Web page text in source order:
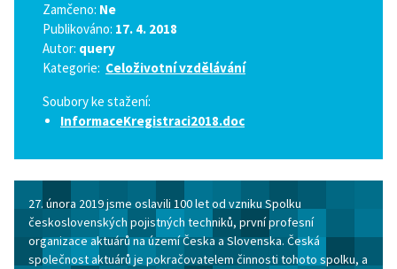
Zamčeno: Ne
Publikováno: 17. 4. 2018
Autor: query
Kategorie: Celoživotní vzdělávání
Soubory ke stažení:
InformaceKregistraci2018.doc
27. února 2019 jsme oslavili 100 let od vzniku Spolku
československých pojistných techniků, první profesní
organizace aktuárů na území Česka a Slovenska. Česká
společnost aktuárů je pokračovatelem činnosti tohoto spolku, a